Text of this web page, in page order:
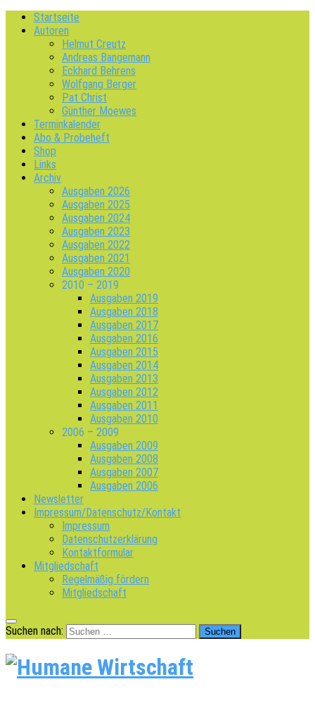
Startseite
Autoren
Helmut Creutz
Andreas Bangemann
Eckhard Behrens
Wolfgang Berger
Pat Christ
Günther Moewes
Terminkalender
Abo & Probeheft
Shop
Links
Archiv
Ausgaben 2026
Ausgaben 2025
Ausgaben 2024
Ausgaben 2023
Ausgaben 2022
Ausgaben 2021
Ausgaben 2020
2010 – 2019
Ausgaben 2019
Ausgaben 2018
Ausgaben 2017
Ausgaben 2016
Ausgaben 2015
Ausgaben 2014
Ausgaben 2013
Ausgaben 2012
Ausgaben 2011
Ausgaben 2010
2006 – 2009
Ausgaben 2009
Ausgaben 2008
Ausgaben 2007
Ausgaben 2006
Newsletter
Impressum/Datenschutz/Kontakt
Impressum
Datenschutzerklärung
Kontaktformular
Mitgliedschaft
Regelmäßig fördern
Mitgliedschaft
Suchen nach: